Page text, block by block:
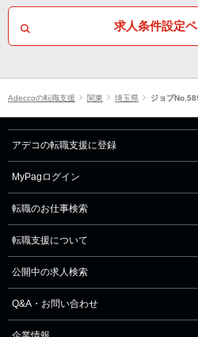
求人条件設定
Adeccoの転職支援 関東 埼玉県 ジョブ
アデコの転職支援に登録
MyPagログイン
転職のお仕事検索
転職支援について
公開中の求人検索
Q&A・お問い合わせ